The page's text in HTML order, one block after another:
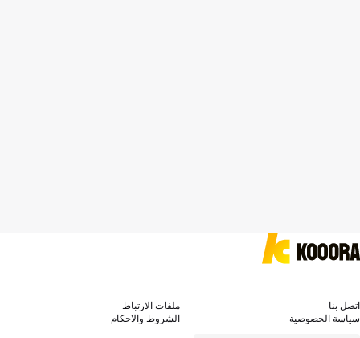
اتصل بنا
ملفات الارتباط
سياسة الخصوصية
الشروط والاحكام